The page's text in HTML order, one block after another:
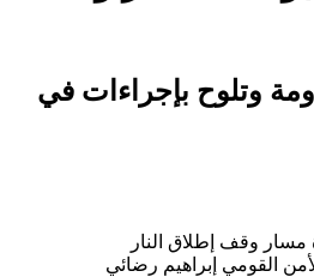
وتلوح بإجراءات في
القومي إبراهيم رضائي